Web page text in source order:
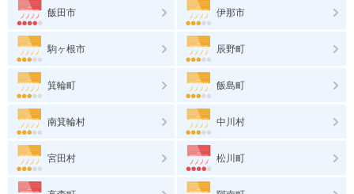
飯田市 伊那市
駒ヶ根市 辰野町
箕輪町 飯島町
南箕輪村 中川村
宮田村 松川町